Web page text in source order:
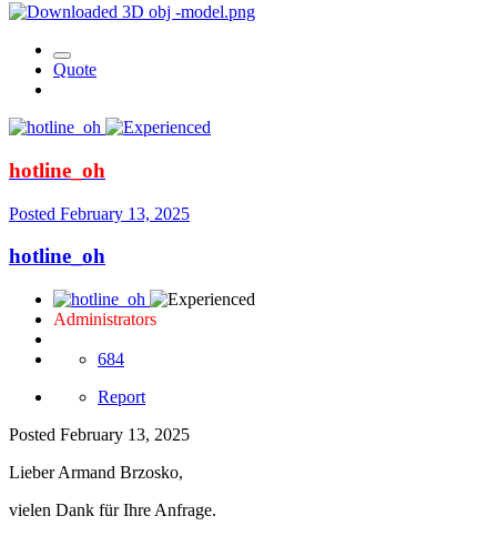
Quote
hotline_oh
Posted February 13, 2025
hotline_oh
Administrators
684
Report
Posted February 13, 2025
Lieber Armand Brzosko,
vielen Dank für Ihre Anfrage.